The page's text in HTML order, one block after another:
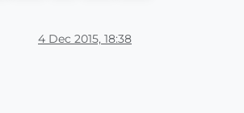
4 Dec 2015, 18:38